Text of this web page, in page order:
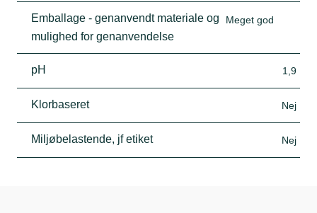
Emballage - genanvendt materiale og
mulighed for genanvendelse
Meget god
pH 1,9
Klorbaseret Nej
Miljøbelastende, jf etiket Nej